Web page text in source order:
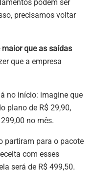
podem ser
precisamos voltar
que as saídas
que a empresa
no início: imagine que
plano de R$ 29,90,
no mês.
partiram para o pacote
com esses
será de R$ 499,50.